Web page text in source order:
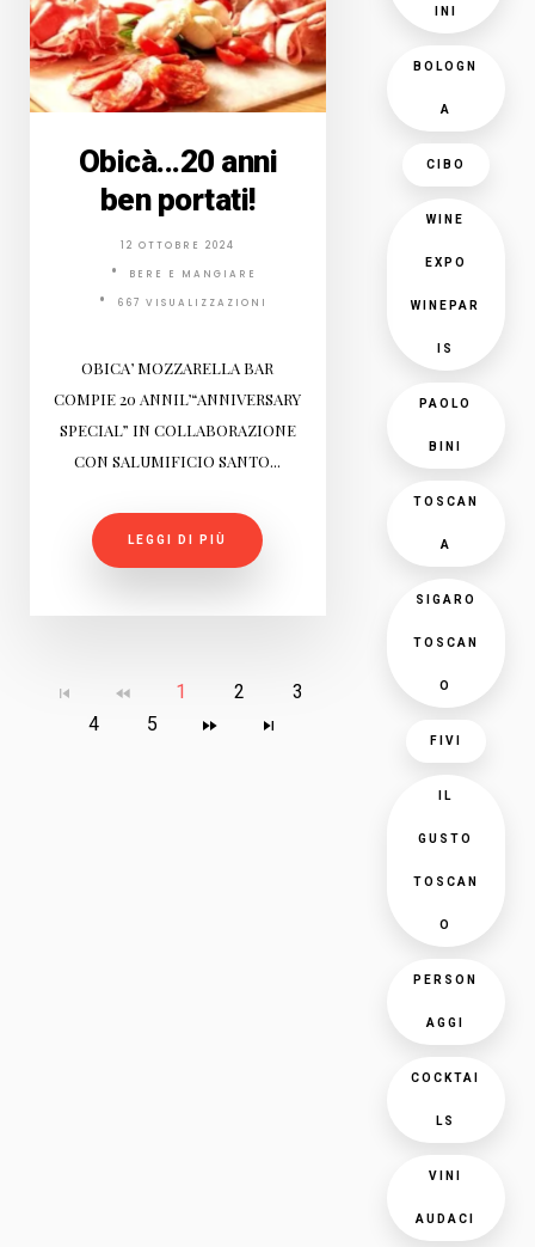
Obicà...20 anni
ben portati!
12 OTTOBRE 2024
BERE E MANGIARE
667 VISUALIZZAZIONI
OBICA’ MOZZARELLA BAR
COMPIE 20 ANNIL’“ANNIVERSARY
SPECIAL” IN COLLABORAZIONE
CON SALUMIFICIO SANTO...
LEGGI DI PIÙ
1 2
3
4
5
INI
BOLOGN
A
CIBO
WINE
EXPO
WINEPAR
IS
PAOLO
BINI
TOSCAN
A
SIGARO
TOSCAN
O
FIVI
IL
GUSTO
TOSCAN
O
PERSON
AGGI
COCKTAI
LS
VINI
AUDACI